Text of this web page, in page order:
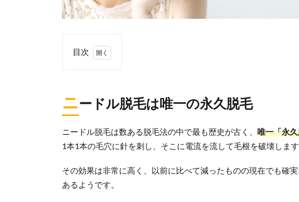
目次
1.
ド
ル
毛
は
一
永
ニードル脱毛は唯一の永久脱毛
ニードル脱毛は数ある脱毛法の中で最も歴史が古く、 唯一「永
1本1本の毛穴に針を刺し、そこに電流を流して毛根を破壊します
その効果は非常に高く、以前に比べて減ったものの現在でも確
あるようです。